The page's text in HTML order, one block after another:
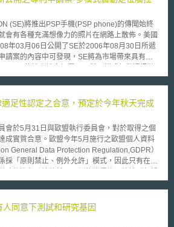
(SE)將推出PSP手機(PSP phone)的傳聞始終
會有各種充滿想像力的照片在網路上散佈。美國
年03月06日公開了SE於2006年08月30日所遞
請案的內容中可發現，SE將為市場帶來具有更
幕、加速度感測器或其他方向感測器以及觸覺回
，由於該螢幕具有觸覺回饋機制，原本提供觸覺
去，因此在實務上，該螢幕可佈滿該通訊裝置的
同時，SE並未在該專利申請案中限制該通訊裝
該通訊裝置也可能被設定為隨身聽手機、照相手
遊戲功能之外。但，我們不能就此認為SE抄襲
足性認定之合意，預定於今年秋天完成
於5月31日與歐盟執行委員會，對於取得之個
成實質合意。歐盟今年5月施行之歐盟個人資料
General Data Protection Regulation,GDPR）
採「原則禁止、例外允許」模式，因此只有在符
適當保護措施，或取得個資當事人明確同意等方
取得此一認定資格者，即可自由與歐盟間進行個
同意下測試和研究基因